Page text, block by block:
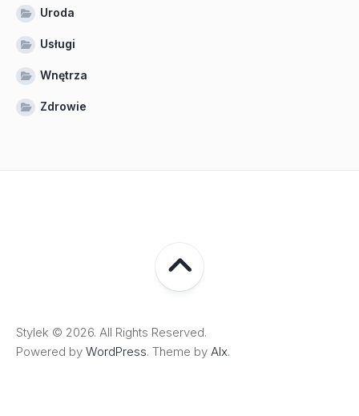
Uroda
Usługi
Wnętrza
Zdrowie
Stylek © 2026. All Rights Reserved.
Powered by WordPress. Theme by Alx.